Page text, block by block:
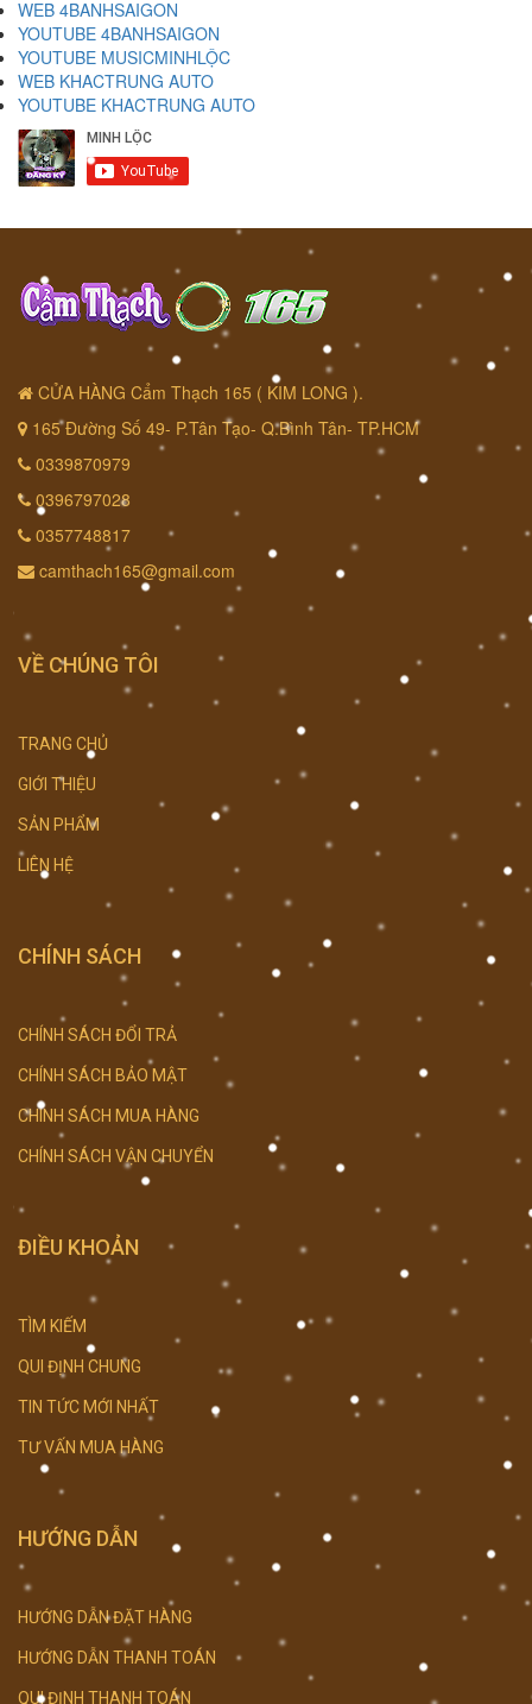
WEB 4BANHSAIGON
YOUTUBE 4BANHSAIGON
YOUTUBE MUSICMINHLỘC
WEB KHACTRUNG AUTO
YOUTUBE KHACTRUNG AUTO
CỬA HÀNG Cẩm Thạch 165 ( KIM LONG ).
165 Đường Số 49- P.Tân Tạo- Q.Bình Tân- TP.HCM
0339870979
0396797028
0357748817
camthach165@gmail.com
VỀ CHÚNG TÔI
TRANG CHỦ
GIỚI THIỆU
SẢN PHẨM
LIÊN HỆ
CHÍNH SÁCH
CHÍNH SÁCH ĐỔI TRẢ
CHÍNH SÁCH BẢO MẬT
CHÍNH SÁCH MUA HÀNG
CHÍNH SÁCH VẬN CHUYỂN
ĐIỀU KHOẢN
TÌM KIẾM
QUI ĐỊNH CHUNG
TIN TỨC MỚI NHẤT
TƯ VẤN MUA HÀNG
HƯỚNG DẪN
HƯỚNG DẪN ĐẶT HÀNG
HƯỚNG DẪN THANH TOÁN
QUI ĐỊNH THANH TOÁN